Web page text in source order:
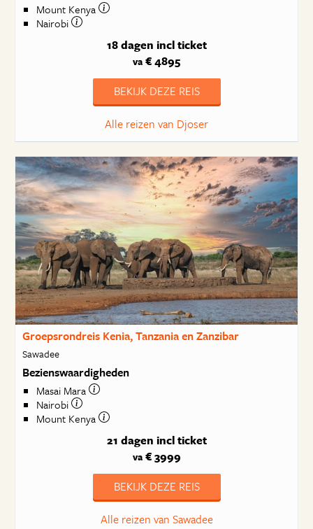
Mount Kenya
Nairobi
18 dagen incl ticket
va € 4895
BEKIJK DEZE REIS
Alle reizen van Djoser
Groepsrondreis Kenia, Tanzania en Zanzibar
Sawadee
Bezienswaardigheden
Masai Mara
Nairobi
Mount Kenya
21 dagen incl ticket
va€ 3999
BEKIJK DEZE REIS
Alle reizen van Sawadee